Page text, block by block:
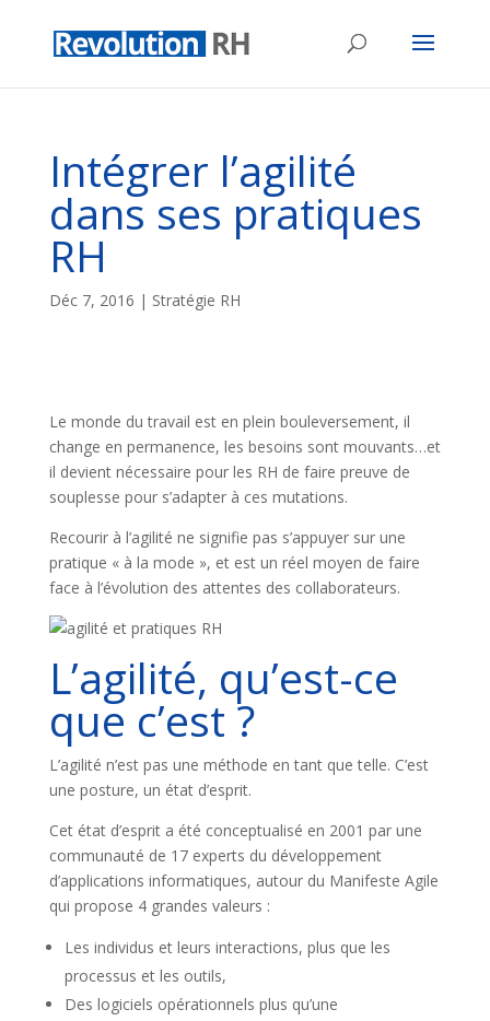
Intégrer l’agilité
dans ses pratiques
RH
Déc 7, 2016 | Stratégie RH
Le monde du travail est en plein bouleversement, il
change en permanence, les besoins sont mouvants…et
il devient nécessaire pour les RH de faire preuve de
souplesse pour s’adapter à ces mutations.
Recourir à l’agilité ne signifie pas s’appuyer sur une
pratique « à la mode », et est un réel moyen de faire
face à l’évolution des attentes des collaborateurs.
L’agilité, qu’est-ce
que c’est ?
L’agilité n’est pas une méthode en tant que telle. C’est
une posture, un état d’esprit.
Cet état d’esprit a été conceptualisé en 2001 par une
communauté de 17 experts du développement
d’applications informatiques, autour du Manifeste Agile
qui propose 4 grandes valeurs :
Les individus et leurs interactions, plus que les
processus et les outils,
Des logiciels opérationnels plus qu’une